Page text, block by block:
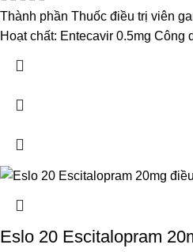
Thành phần Thuốc điều trị viên
Hoạt chất: Entecavir 0.5mg Công
Eslo 20 Escitalopram